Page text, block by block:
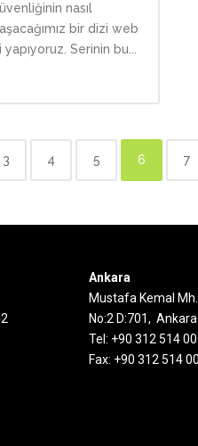
nasıl
bir dizi web
Serinin bu...
3 4 5 6 7
Ankara
Mustafa Kemal
No:2 D:701, Ankara
Tel: +90 312 514
Fax: +90 312 514